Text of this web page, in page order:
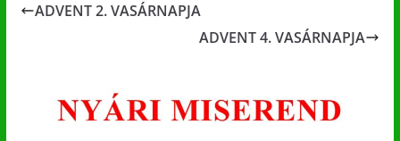
ADVENT 2. VASÁRNAPJA
ADVENT 4. VASÁRNAPJA